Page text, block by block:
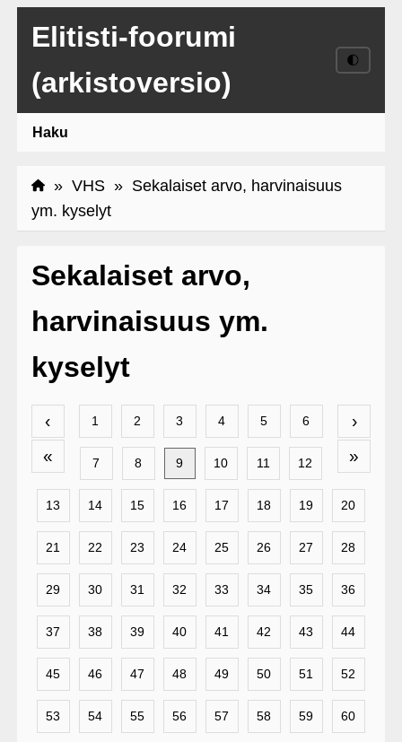
Elitisti-foorumi
(arkistoversio)
🌓
Haku
» VHS» Sekalaiset arvo, harvinaisuus
ym. kyselyt
Sekalaiset arvo,
harvinaisuus ym.
kyselyt
‹
«
›
»
1 2 3 4 5 6
7 8 9 10 11 12
13 14 15 16 17 18 19 20
21 22 23 24 25 26 27 28
29 30 31 32 33 34 35 36
37 38 39 40 41 42 43 44
45 46 47 48 49 50 51 52
53 54 55 56 57 58 59 60